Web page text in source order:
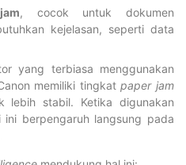
, cocok untuk dokumen
kejelasan, seperti data
yang terbiasa menggunakan
memiliki tingkatpaper jam
lebih stabil. Ketika digunakan
ini berpengaruh langsung pada